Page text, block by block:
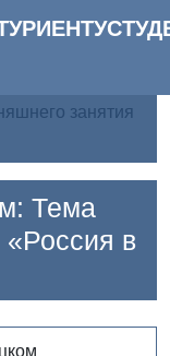
занятия
Тема
«Россия в